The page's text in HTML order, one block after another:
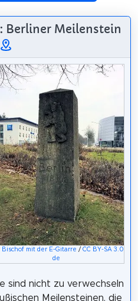
Berliner Meilenstein
Bischof mit der E-Gitarre /CC BY-SA 3.0
de
sind nicht zu verwechseln
Meilensteinen, die